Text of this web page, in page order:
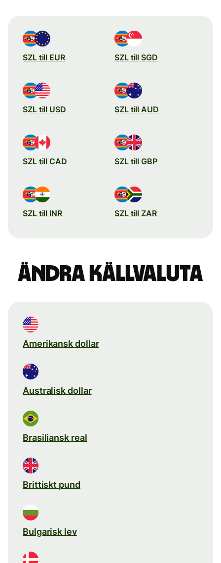
SZL till EUR SZL till SGD
SZL till USD SZL till AUD
SZL till CAD SZL till GBP
SZL till INR SZL till ZAR
Ändra källvaluta
Amerikansk dollar
Australisk dollar
Brasiliansk real
Brittiskt pund
Bulgarisk lev